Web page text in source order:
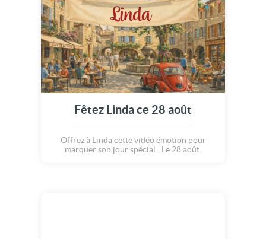
Fêtez Linda ce 28 août
Offrez à Linda cette vidéo émotion pour
marquer son jour spécial : Le 28 août.